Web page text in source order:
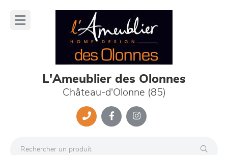
L'Ameublier des Olonnes
Château-d'Olonne (85)